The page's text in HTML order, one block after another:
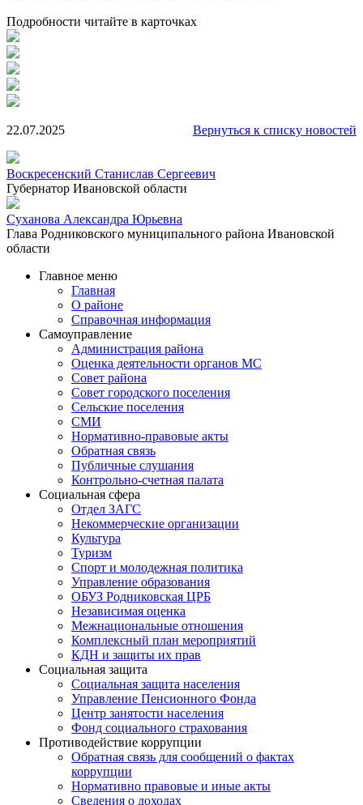
Подробности читайте в карточках
22.07.2025 Вернуться к списку новостей
Воскресенский Станислав Сергеевич
Губернатор Ивановской области
Суханова Александра Юрьевна
Глава Родниковского муниципального района Ивановской
области
Главное меню
Главная
О районе
Справочная информация
Самоуправление
Администрация района
Оценка деятельности органов МС
Совет района
Совет городского поселения
Сельские поселения
СМИ
Нормативно-правовые акты
Обратная связь
Публичные слушания
Контрольно-счетная палата
Социальная сфера
Отдел ЗАГС
Некоммерческие организации
Культура
Туризм
Спорт и молодежная политика
Управление образования
ОБУЗ Родниковская ЦРБ
Независимая оценка
Межнациональные отношения
Комплексный план мероприятий
КДН и защиты их прав
Социальная защита
Социальная защита населения
Управление Пенсионного Фонда
Центр занятости населения
Фонд социального страхования
Противодействие коррупции
Обратная связь для сообщений о фактах
коррупции
Нормативно правовые и иные акты
Сведения о доходах